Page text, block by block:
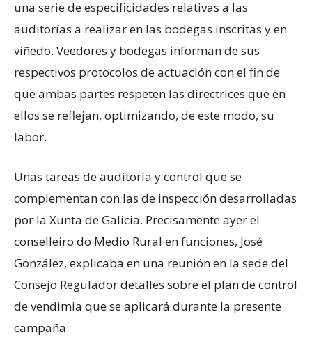
una serie de especificidades relativas a las
auditorías a realizar en las bodegas inscritas y en
viñedo. Veedores y bodegas informan de sus
respectivos protocolos de actuación con el fin de
que ambas partes respeten las directrices que en
ellos se reflejan, optimizando, de este modo, su
labor.
Unas tareas de auditoría y control que se
complementan con las de inspección desarrolladas
por la Xunta de Galicia. Precisamente ayer el
conselleiro do Medio Rural en funciones, José
González, explicaba en una reunión en la sede del
Consejo Regulador detalles sobre el plan de control
de vendimia que se aplicará durante la presente
campaña.